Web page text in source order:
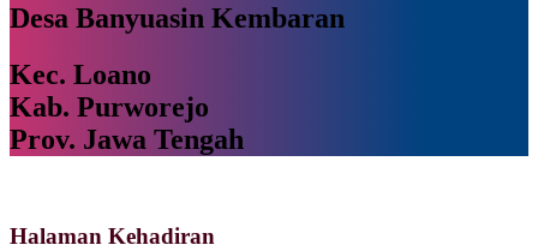
Desa Banyuasin Kembaran
Kec. Loano
Kab. Purworejo
Prov. Jawa Tengah
Halaman Kehadiran